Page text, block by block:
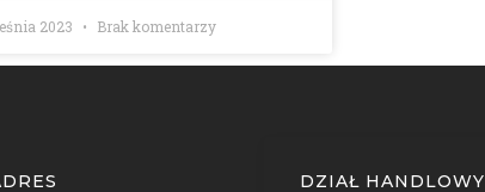
2023 Brak komentarzy
DZIAŁ HANDLOWY